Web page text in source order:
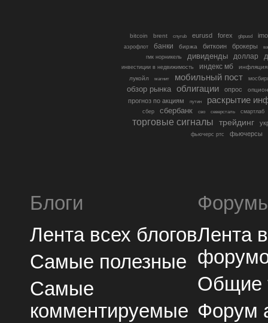
bitcoin brent cnyrub eurusd forex gbpusd
аэрофлот банки биржа биткоин брокеры
гмк норникель
дивиденды доллар
инвестиции в недвижимость индекс мб
инфляция
лукойл
магнит мобильный пост
обзор рынка облигации опрос
прогноз по акциям путин раскрытие
сбер сбербанк сво северсталь смартлаб
торговые сигналы трейдинг
фьючерс ртс фьючерсы
Блоги
Лента всех блогов
Самые полезные
Самые
комментируемые
Лента
Общие
Форум